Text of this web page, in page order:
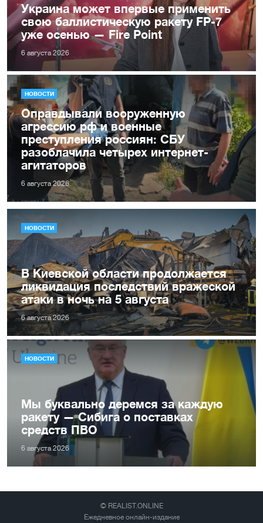
Украина может впервые применить
свою баллистическую ракету FP-7
уже осенью — Fire Point
6 августа 2026
НОВОСТИ
Оправдывали вооруженную
агрессию рф и военные
преступления россиян: СБУ
разоблачила четырех интернет-
агитаторов
6 августа 2026
НОВОСТИ
В Киевской области продолжается
ликвидация последствий вражеской
атаки в ночь на 5 августа
6 августа 2026
НОВОСТИ
Мы буквально деремся за каждую
ракету — Сибига о поставках
средств ПВО
6 августа 2026
© REALIST.ONLINE
Ежедневное онлайн-издание